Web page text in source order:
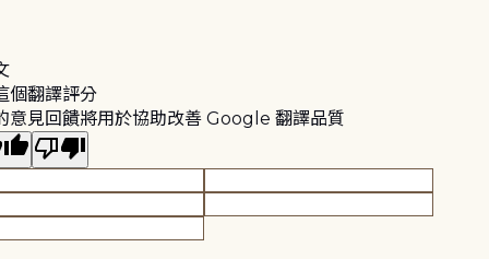
個翻譯評分
意見回饋將用於協助改善 Google 翻譯品質